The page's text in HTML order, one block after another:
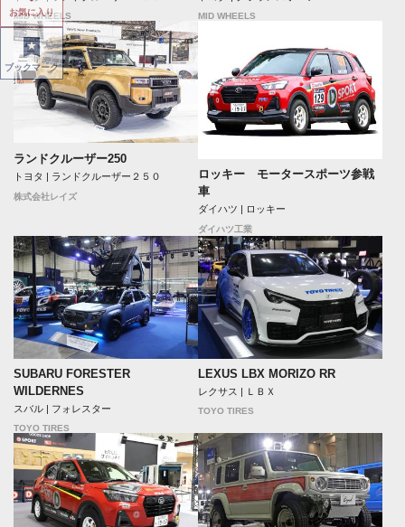
MID WHEELS MID WHEELS
ランドクルーザー250
トヨタ | ランドクルーザー２５０
株式会社レイズ
ロッキー モータースポーツ参戦
車
ダイハツ | ロッキー
ダイハツ工業
SUBARU FORESTER
WILDERNES
スバル | フォレスター
TOYO TIRES
LEXUS LBX MORIZO RR
レクサス | ＬＢＸ
TOYO TIRES
お気に入り
ブックマーク